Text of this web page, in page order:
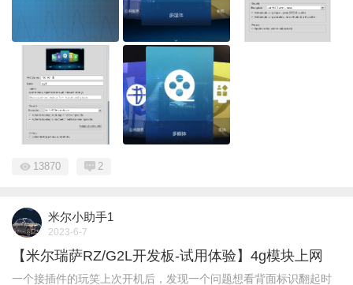
13870 2
米尔小助手1
2023-6-7
【米尔瑞萨RZ/G2L开发板-试用体验】4g模块上网
一个接插件的玩笑上次开机后，发现一个问题想看背面标识翻起时